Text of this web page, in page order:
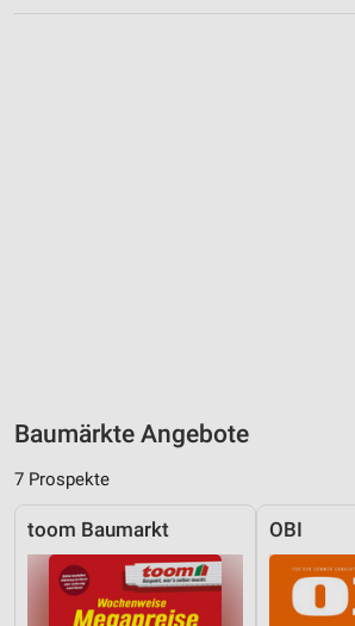
Baumärkte Angebote
7 Prospekte
toom Baumarkt OBI